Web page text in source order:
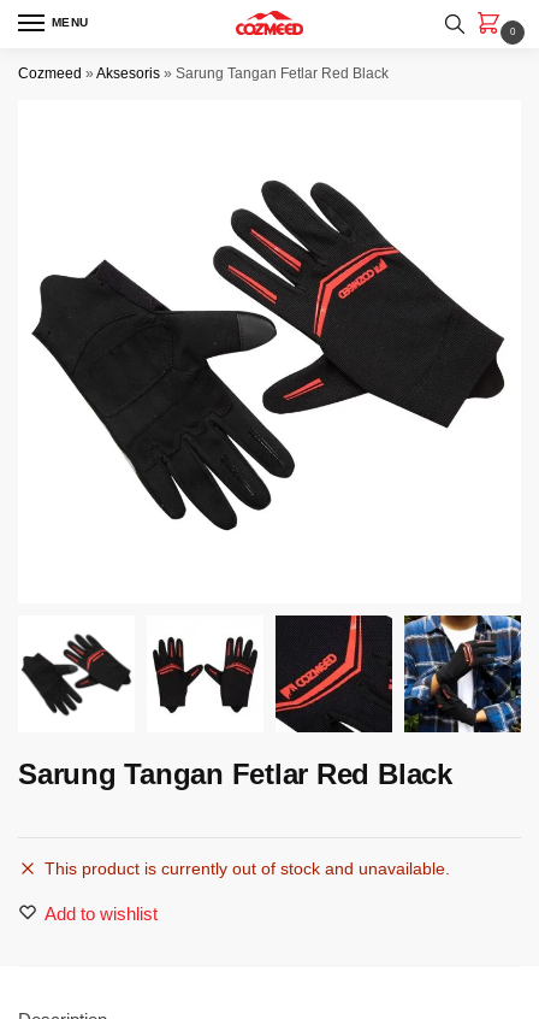
Skip
navigation
Skip
content
MENU
0
Cozmeed » Aksesoris » Sarung Tangan Fetlar Red Black
Sarung Tangan Fetlar Red Black
This product is currently out of stock and unavailable.
Add to wishlist